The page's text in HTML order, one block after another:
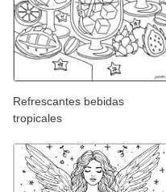
Refrescantes bebidas
tropicales